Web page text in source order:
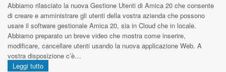
Abbiamo rilasciato la nuova Gestione Utenti di Amica 20 che consente
di creare e amministrare gli utenti della vostra azienda che possono
usare il software gestionale Amica 20, sia in Cloud che in locale.
Abbiamo preparato un breve video che mostra come inserire,
modificare, cancellare utenti usando la nuova applicazione Web. A
vostra disposizione c’è…
Leggi tutto